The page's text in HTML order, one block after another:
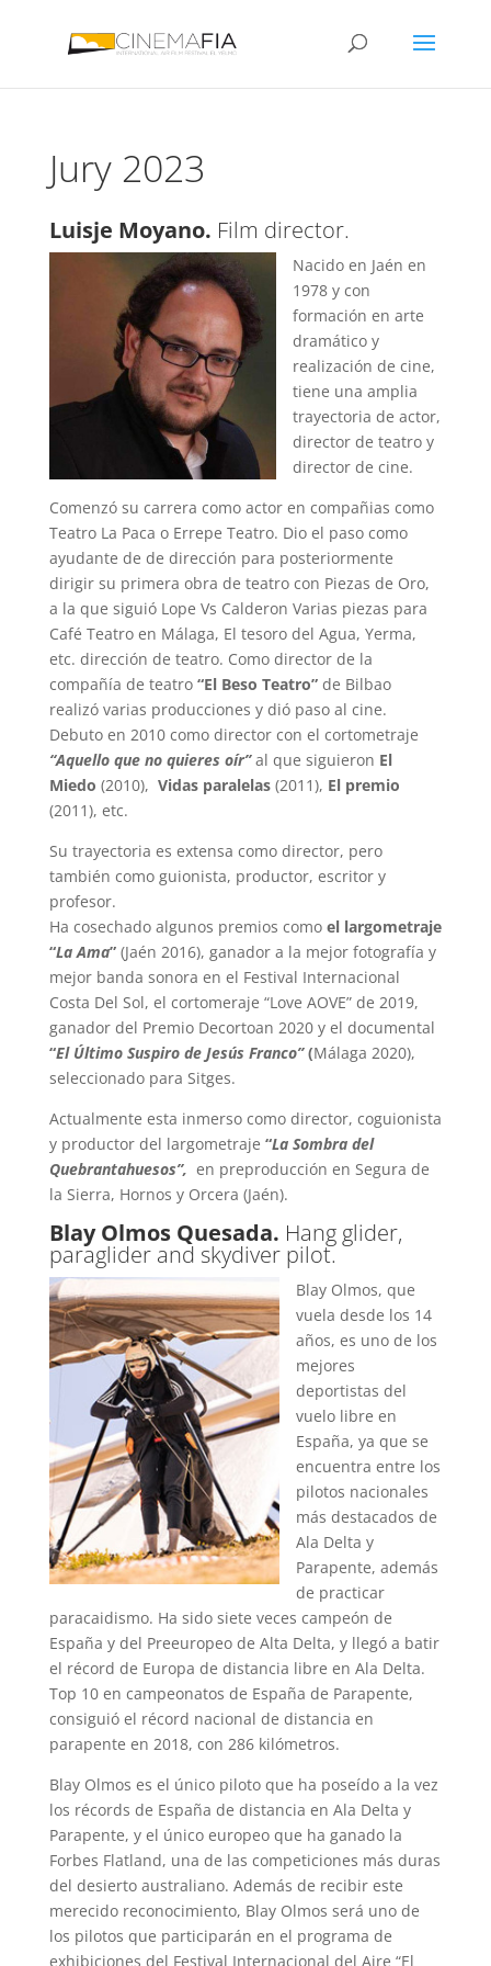
Jury 2023
Luisje Moyano. Film director.
Nacido en Jaén en
1978 y con
formación en arte
dramático y
realización de cine,
tiene una amplia
trayectoria de actor,
director de teatro y
director de cine.
Comenzó su carrera como actor en compañias como
Teatro La Paca o Errepe Teatro. Dio el paso como
ayudante de de dirección para posteriormente
dirigir su primera obra de teatro con Piezas de Oro,
a la que siguió Lope Vs Calderon Varias piezas para
Café Teatro en Málaga, El tesoro del Agua, Yerma,
etc. dirección de teatro. Como director de la
compañía de teatro “El Beso Teatro”de Bilbao
realizó varias producciones y dió paso al cine.
Debuto en 2010 como director con el cortometraje
“Aquello que no quieres oír”al que siguieron El
Miedo (2010), Vidas paralelas(2011), El premio
(2011), etc.
Su trayectoria es extensa como director, pero
también como guionista, productor, escritor y
profesor.
Ha cosechado algunos premios comoel largometraje
“La Ama”(Jaén 2016), ganador a la mejor fotografía y
mejor banda sonora en el Festival Internacional
Costa Del Sol, el cortomeraje “Love AOVE” de 2019,
ganador del Premio Decortoan 2020 y el documental
“El Último Suspiro de Jesús Franco”(Málaga 2020),
seleccionado para Sitges.
Actualmente esta inmerso como director, coguionista
y productor del largometraje “La Sombra del
Quebrantahuesos”, en preproducción en Segura de
la Sierra, Hornos y Orcera (Jaén).
Blay Olmos Quesada. Hang glider,
paraglider and skydiver pilot.
Blay Olmos, que
vuela desde los 14
años, es uno de los
mejores
deportistas del
vuelo libre en
España, ya que se
encuentra entre los
pilotos nacionales
más destacados de
Ala Delta y
Parapente, además
de practicar
paracaidismo. Ha sido siete veces campeón de
España y del Preeuropeo de Alta Delta, y llegó a batir
el récord de Europa de distancia libre en Ala Delta.
Top 10 en campeonatos de España de Parapente,
consiguió el récord nacional de distancia en
parapente en 2018, con 286 kilómetros.
Blay Olmos es el único piloto que ha poseído a la vez
los récords de España de distancia en Ala Delta y
Parapente, y el único europeo que ha ganado la
Forbes Flatland, una de las competiciones más duras
del desierto australiano. Además de recibir este
merecido reconocimiento, Blay Olmos será uno de
los pilotos que participarán en el programa de
exhibiciones del Festival Internacional del Aire “El